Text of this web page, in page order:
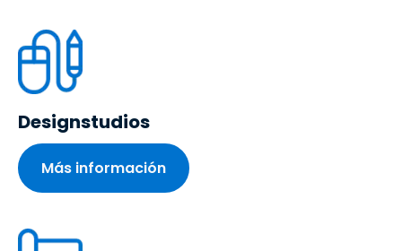
Designstudios
Más información